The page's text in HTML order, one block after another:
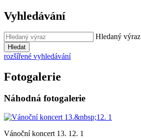
Vyhledávání
Hledaný výraz
Hledat
rozšířené vyhledávání
Fotogalerie
Náhodná fotogalerie
Vánoční koncert 13. 12. 1